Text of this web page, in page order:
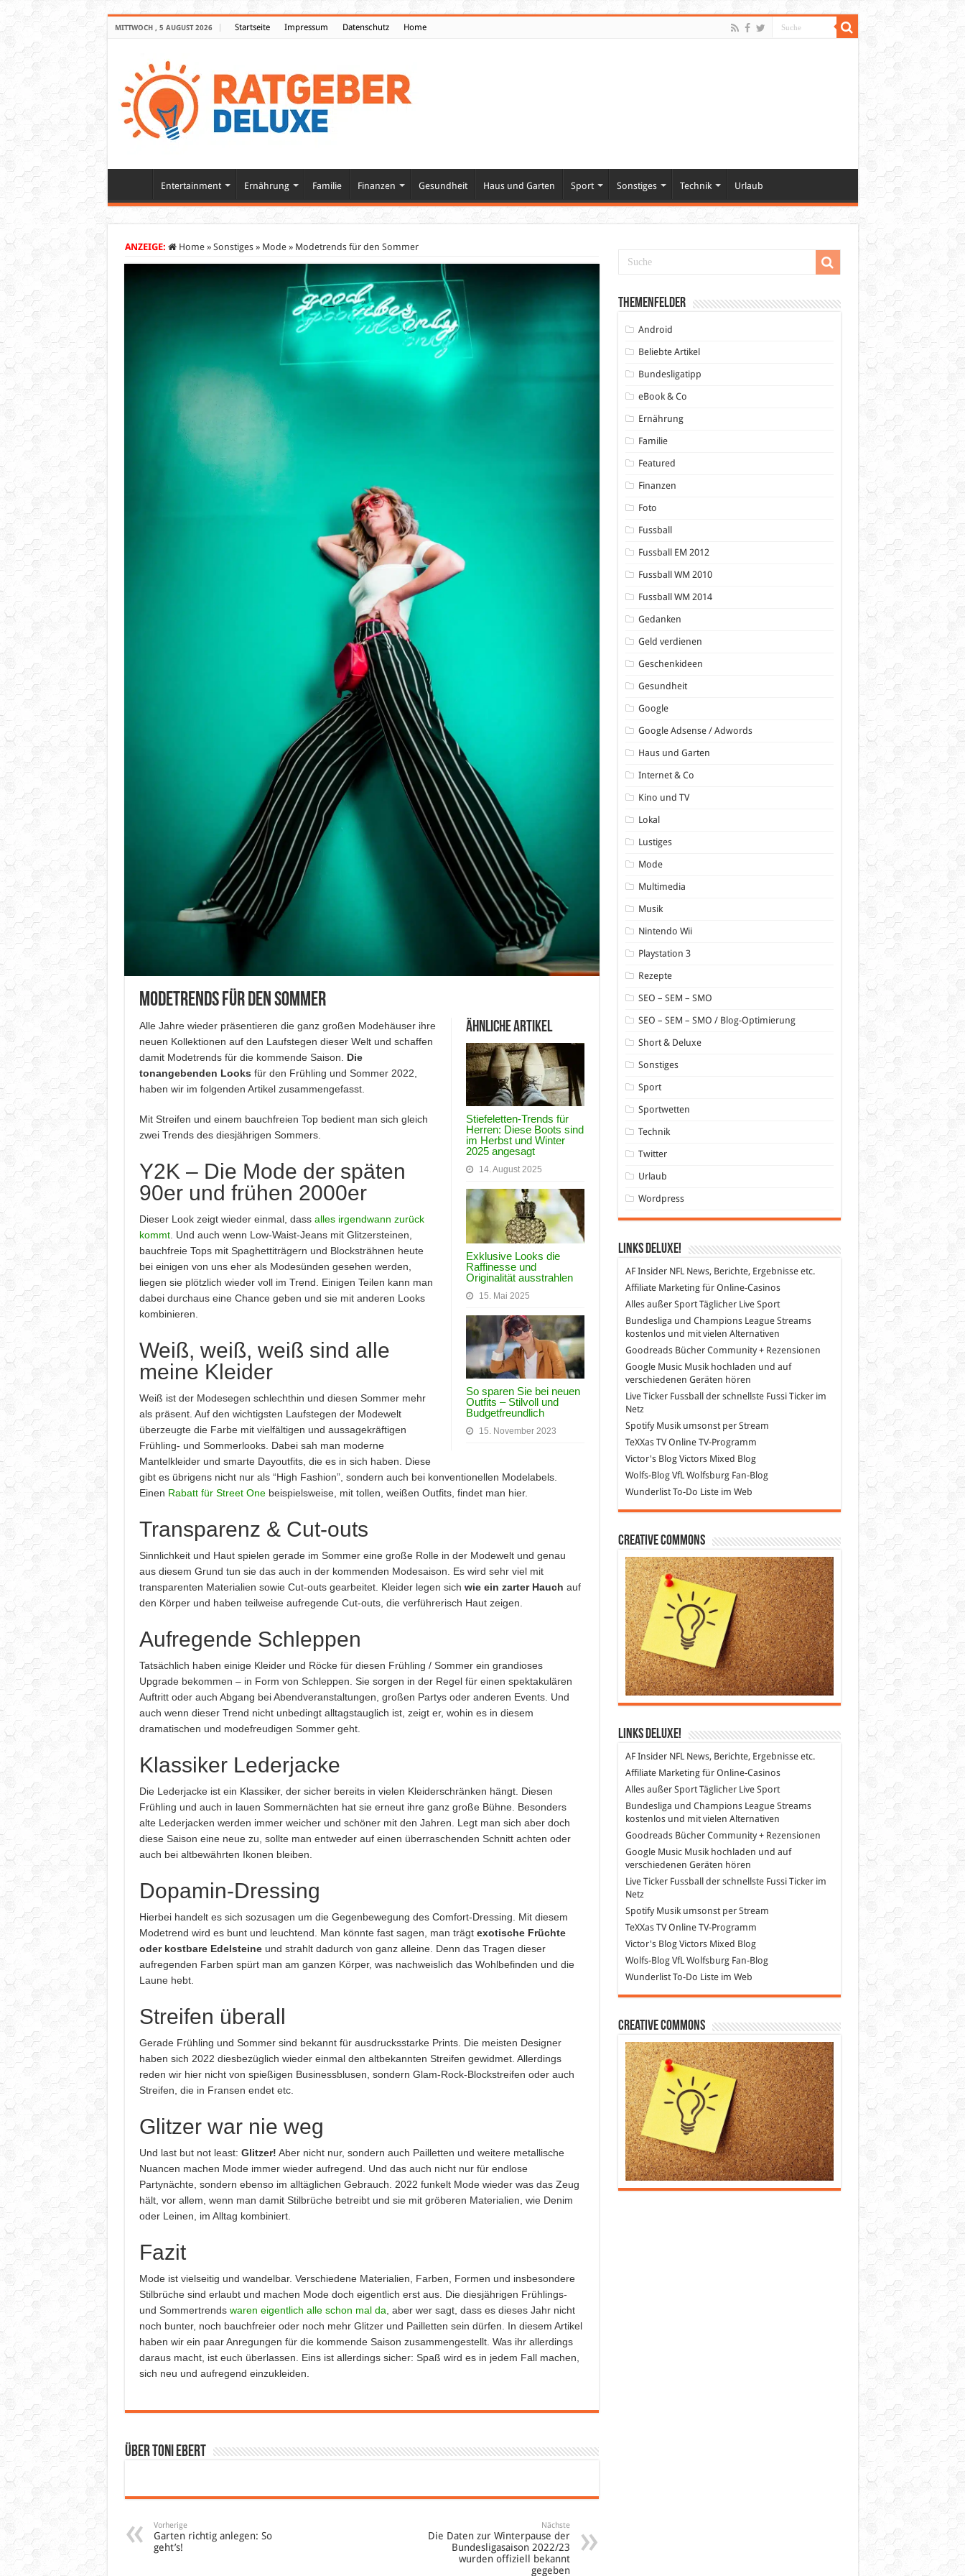
MITTWOCH , 5 AUGUST 2026 Startseite Impressum Datenschutz Home
Entertainment Ernährung Familie Finanzen Gesundheit Haus und Garten Sport Sonstiges Technik Urlaub
ANZEIGE: Home » Sonstiges » Mode » Modetrends für den Sommer
Modetrends für den Sommer
Ähnliche Artikel
Stiefeletten-Trends für
Herren: Diese Boots sind
im Herbst und Winter
2025 angesagt
14. August 2025
Exklusive Looks die
Raffinesse und
Originalität ausstrahlen
15. Mai 2025
So sparen Sie bei neuen
Outfits – Stilvoll und
Budgetfreundlich
15. November 2023
Alle Jahre wieder präsentieren die ganz großen Modehäuser ihre
neuen Kollektionen auf den Laufstegen dieser Welt und schaffen
damit Modetrends für die kommende Saison. Die
tonangebenden Looks für den Frühling und Sommer 2022,
haben wir im folgenden Artikel zusammengefasst.
Mit Streifen und einem bauchfreien Top bedient man sich gleich
zwei Trends des diesjährigen Sommers.
Y2K – Die Mode der späten
90er und frühen 2000er
Dieser Look zeigt wieder einmal, dass alles irgendwann zurück
kommt. Und auch wenn Low-Waist-Jeans mit Glitzersteinen,
bauchfreie Tops mit Spaghettiträgern und Blocksträhnen heute
bei einigen von uns eher als Modesünden gesehen werden,
liegen sie plötzlich wieder voll im Trend. Einigen Teilen kann man
dabei durchaus eine Chance geben und sie mit anderen Looks
kombinieren.
Weiß, weiß, weiß sind alle
meine Kleider
Weiß ist der Modesegen schlechthin und diesen Sommer mehr
als präsent. Auf den wichtigsten Laufstegen der Modewelt
überzeugte die Farbe mit vielfältigen und aussagekräftigen
Frühling- und Sommerlooks. Dabei sah man moderne
Mantelkleider und smarte Dayoutfits, die es in sich haben. Diese
gibt es übrigens nicht nur als “High Fashion”, sondern auch bei konventionellen Modelabels.
Einen Rabatt für Street Onebeispielsweise, mit tollen, weißen Outfits, findet man hier.
Transparenz & Cut-outs
Sinnlichkeit und Haut spielen gerade im Sommer eine große Rolle in der Modewelt und genau
aus diesem Grund tun sie das auch in der kommenden Modesaison. Es wird sehr viel mit
transparenten Materialien sowie Cut-outs gearbeitet. Kleider legen sich wie ein zarter Hauch auf
den Körper und haben teilweise aufregende Cut-outs, die verführerisch Haut zeigen.
Aufregende Schleppen
Tatsächlich haben einige Kleider und Röcke für diesen Frühling / Sommer ein grandioses
Upgrade bekommen – in Form von Schleppen. Sie sorgen in der Regel für einen spektakulären
Auftritt oder auch Abgang bei Abendveranstaltungen, großen Partys oder anderen Events. Und
auch wenn dieser Trend nicht unbedingt alltagstauglich ist, zeigt er, wohin es in diesem
dramatischen und modefreudigen Sommer geht.
Klassiker Lederjacke
Die Lederjacke ist ein Klassiker, der sicher bereits in vielen Kleiderschränken hängt. Diesen
Frühling und auch in lauen Sommernächten hat sie erneut ihre ganz große Bühne. Besonders
alte Lederjacken werden immer weicher und schöner mit den Jahren. Legt man sich aber doch
diese Saison eine neue zu, sollte man entweder auf einen überraschenden Schnitt achten oder
auch bei altbewährten Ikonen bleiben.
Dopamin-Dressing
Hierbei handelt es sich sozusagen um die Gegenbewegung des Comfort-Dressing. Mit diesem
Modetrend wird es bunt und leuchtend. Man könnte fast sagen, man trägt exotische Früchte
oder kostbare Edelsteineund strahlt dadurch von ganz alleine. Denn das Tragen dieser
aufregenden Farben spürt man am ganzen Körper, was nachweislich das Wohlbefinden und die
Laune hebt.
Streifen überall
Gerade Frühling und Sommer sind bekannt für ausdrucksstarke Prints. Die meisten Designer
haben sich 2022 diesbezüglich wieder einmal den altbekannten Streifen gewidmet. Allerdings
reden wir hier nicht von spießigen Businessblusen, sondern Glam-Rock-Blockstreifen oder auch
Streifen, die in Fransen endet etc.
Glitzer war nie weg
Und last but not least: Glitzer! Aber nicht nur, sondern auch Pailletten und weitere metallische
Nuancen machen Mode immer wieder aufregend. Und das auch nicht nur für endlose
Partynächte, sondern ebenso im alltäglichen Gebrauch. 2022 funkelt Mode wieder was das Zeug
hält, vor allem, wenn man damit Stilbrüche betreibt und sie mit gröberen Materialien, wie Denim
oder Leinen, im Alltag kombiniert.
Fazit
Mode ist vielseitig und wandelbar. Verschiedene Materialien, Farben, Formen und insbesondere
Stilbrüche sind erlaubt und machen Mode doch eigentlich erst aus. Die diesjährigen Frühlings-
und Sommertrendswaren eigentlich alle schon mal da , aber wer sagt, dass es dieses Jahr nicht
noch bunter, noch bauchfreier oder noch mehr Glitzer und Pailletten sein dürfen. In diesem Artikel
haben wir ein paar Anregungen für die kommende Saison zusammengestellt. Was ihr allerdings
daraus macht, ist euch überlassen. Eins ist allerdings sicher: Spaß wird es in jedem Fall machen,
sich neu und aufregend einzukleiden.
Über Toni Ebert
Vorherige
Garten richtig anlegen: So
geht’s!
Nächste
Die Daten zur Winterpause der
Bundesligasaison 2022/23
wurden offiziell bekannt
gegeben
Themenfelder
Android
Beliebte Artikel
Bundesligatipp
eBook & Co
Ernährung
Familie
Featured
Finanzen
Foto
Fussball
Fussball EM 2012
Fussball WM 2010
Fussball WM 2014
Gedanken
Geld verdienen
Geschenkideen
Gesundheit
Google
Google Adsense / Adwords
Haus und Garten
Internet & Co
Kino und TV
Lokal
Lustiges
Mode
Multimedia
Musik
Nintendo Wii
Playstation 3
Rezepte
SEO – SEM – SMO
SEO – SEM – SMO / Blog-Optimierung
Short & Deluxe
Sonstiges
Sport
Sportwetten
Technik
Twitter
Urlaub
Wordpress
Links DeLuXe!
AF InsiderNFL News, Berichte, Ergebnisse etc.
Affiliate Marketingfür Online-Casinos
Alles außer SportTäglicher Live Sport
Bundesliga und Champions League Streams
kostenlos und mit vielen Alternativen
GoodreadsBücher Community + Rezensionen
Google MusicMusik hochladen und auf
verschiedenen Geräten hören
Live Ticker Fussball
der schnellste Fussi Ticker im
Netz
SpotifyMusik umsonst per Stream
TeXXas TVOnline TV-Programm
Victor's BlogVictors Mixed Blog
Wolfs-BlogVfL Wolfsburg Fan-Blog
WunderlistTo-Do Liste im Web
Creative Commons
Links DeLuXe!
AF InsiderNFL News, Berichte, Ergebnisse etc.
Affiliate Marketingfür Online-Casinos
Alles außer SportTäglicher Live Sport
Bundesliga und Champions League Streams
kostenlos und mit vielen Alternativen
GoodreadsBücher Community + Rezensionen
Google MusicMusik hochladen und auf
verschiedenen Geräten hören
Live Ticker Fussball
der schnellste Fussi Ticker im
Netz
SpotifyMusik umsonst per Stream
TeXXas TVOnline TV-Programm
Victor's BlogVictors Mixed Blog
Wolfs-BlogVfL Wolfsburg Fan-Blog
WunderlistTo-Do Liste im Web
Creative Commons